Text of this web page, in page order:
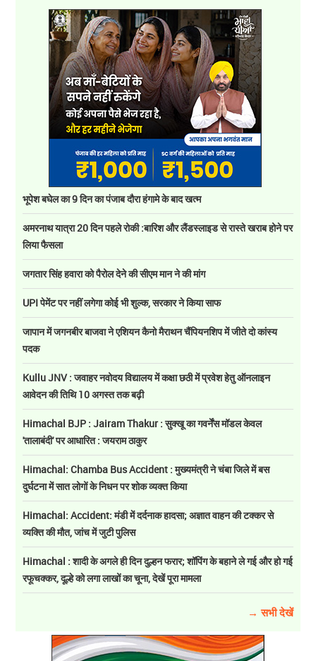
भूपेश बघेल का 9 दिन का पंजाब दौरा हंगामे के बाद खत्म
अमरनाथ यात्रा 20 दिन पहले रोकी :बारिश और लैंडस्लाइड से रास्ते खराब होने पर
लिया फैसला
जगतार सिंह हवारा को पैरोल देने की सीएम मान ने की मांग
UPI पेमेंट पर नहीं लगेगा कोई भी शुल्क, सरकार ने किया साफ
जापान में जगनबीर बाजवा ने एशियन कैनो मैराथन चैंपियनशिप में जीते दो कांस्य
पदक
Kullu JNV : जवाहर नवोदय विद्यालय में कक्षा छठी में प्रवेश हेतु ऑनलाइन
आवेदन की तिथि 10 अगस्त तक बढ़ी
Himachal BJP : Jairam Thakur : सुक्खू का गवर्नेंस मॉडल केवल
'तालाबंदी' पर आधारित : जयराम ठाकुर
Himachal: Chamba Bus Accident : मुख्यमंत्री ने चंबा जिले में बस
दुर्घटना में सात लोगों के निधन पर शोक व्यक्त किया
Himachal: Accident: मंडी में दर्दनाक हादसा; अज्ञात वाहन की टक्कर से
व्यक्ति की मौत, जांच में जुटी पुलिस
Himachal : शादी के अगले ही दिन दुल्हन फरार; शॉपिंग के बहाने ले गई और हो गई
रफूचक्कर, दूल्हे को लगा लाखों का चूना, देखें पूरा मामला
→ सभी देखें